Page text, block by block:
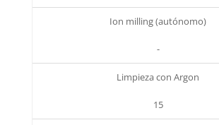
Ion milling (autónomo)
-
Limpieza con Argon
15